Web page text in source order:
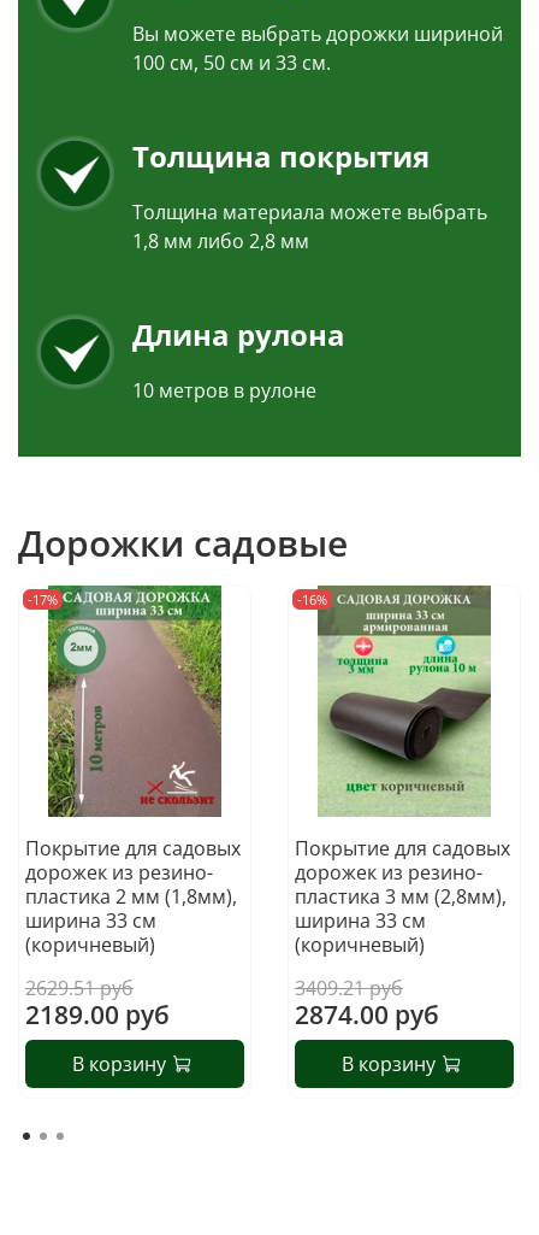
Вы можете выбрать дорожки шириной
100 см, 50 см и 33 см.
Толщина покрытия
Толщина материала можете выбрать
1,8 мм либо 2,8 мм
Длина рулона
10 метров в рулоне
Дорожки садовые
-17%
Покрытие для садовых
дорожек из резино-
пластика 2 мм (1,8мм),
ширина 33 см
(коричневый)
2629.51 руб
2189.00 руб
В корзину
-16%
Покрытие для садовых
дорожек из резино-
пластика 3 мм (2,8мм),
ширина 33 см
(коричневый)
3409.21 руб
2874.00 руб
В корзину